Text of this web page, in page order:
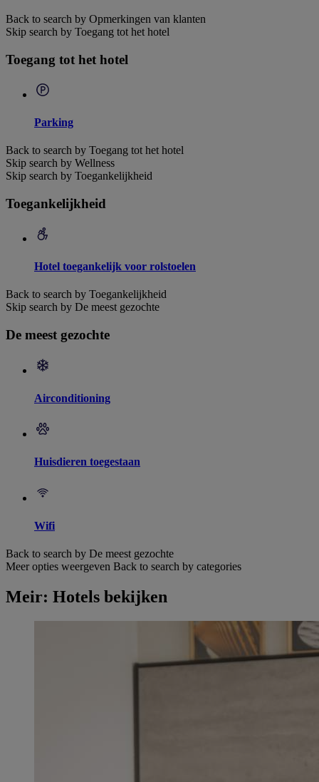
Back to search by Opmerkingen van klanten
Skip search by Toegang tot het hotel
Toegang tot het hotel
Parking
Back to search by Toegang tot het hotel
Skip search by Wellness
Skip search by Toegankelijkheid
Toegankelijkheid
Hotel toegankelijk voor rolstoelen
Back to search by Toegankelijkheid
Skip search by De meest gezochte
De meest gezochte
Airconditioning
Huisdieren toegestaan
Wifi
Back to search by De meest gezochte
Meer opties weergeven Back to search by categories
Meir: Hotels bekijken